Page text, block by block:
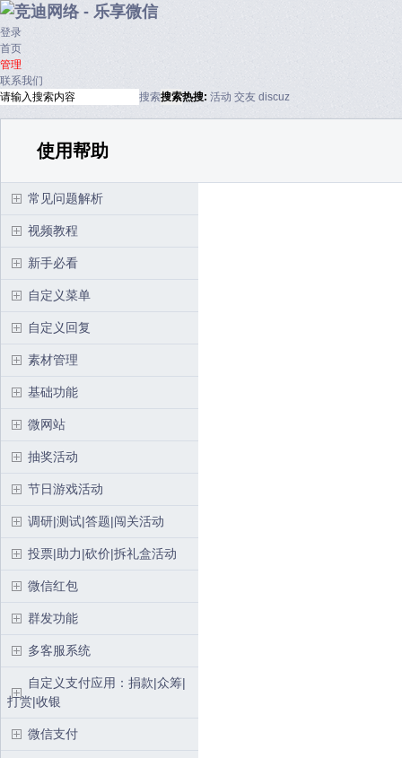
登录
首页
管理
联系我们
搜索搜索热搜: 活动 交友 discuz
使用帮助
常见问题解析
视频教程
新手必看
自定义菜单
自定义回复
素材管理
基础功能
微网站
抽奖活动
节日游戏活动
调研|测试|答题|闯关活动
投票|助力|砍价|拆礼盒活动
微信红包
群发功能
多客服系统
自定义支付应用：捐款|众筹|
打赏|收银
微信支付